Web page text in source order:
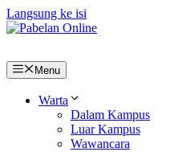
Langsung ke isi
Menu
Warta
Dalam Kampus
Luar Kampus
Wawancara